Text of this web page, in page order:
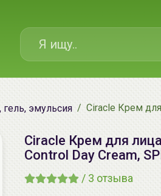
эмульсия Ciracle Крем
Ciracle Крем для
Control Day Cream,
/ 3 отзыва